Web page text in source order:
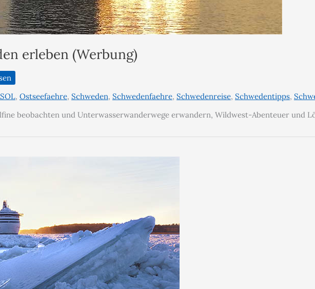
erleben (Werbung)
, Ostseefaehre, Schweden, Schwedenfaehre, Schwedenreise, Schwedentipps,
beobachten und Unterwasserwanderwege erwandern, Wildwest-Abenteuer und